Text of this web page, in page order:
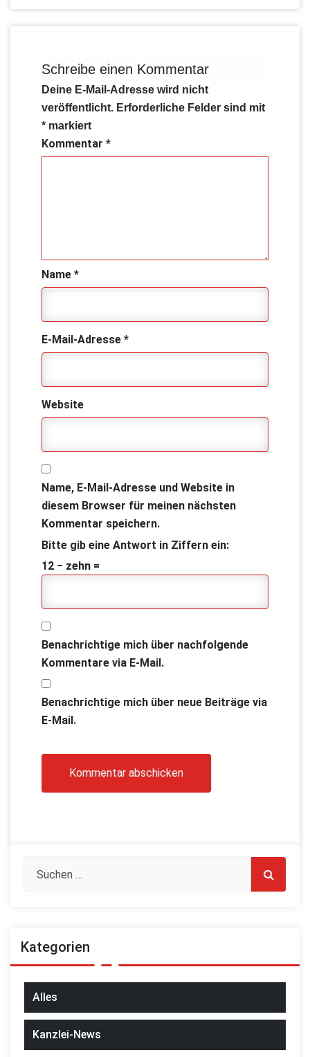
Schreibe einen Kommentar
Deine E-Mail-Adresse wird nicht
veröffentlicht. Erforderliche Felder sind mit
* markiert
Kommentar *
Name *
E-Mail-Adresse *
Website
Name, E-Mail-Adresse und Website in
diesem Browser für meinen nächsten
Kommentar speichern.
Bitte gib eine Antwort in Ziffern ein:
12 − zehn =
Benachrichtige mich über nachfolgende
Kommentare via E-Mail.
Benachrichtige mich über neue Beiträge via
E-Mail.
Kategorien
Alles
Kanzlei-News